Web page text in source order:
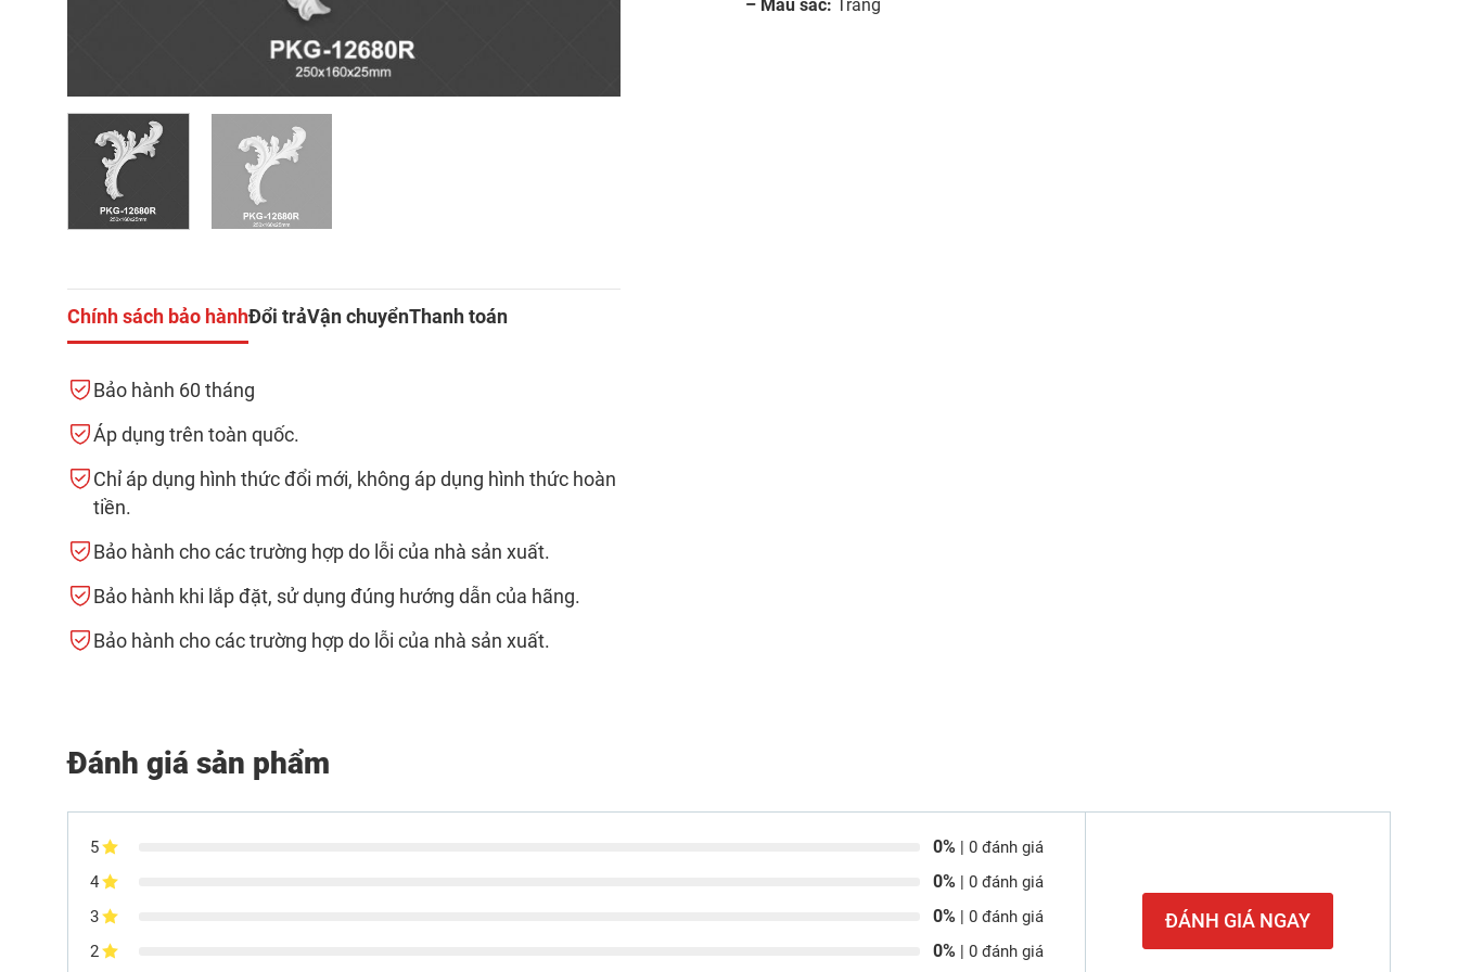
Chính sách bảo hànhĐổi trảVận chuyểnThanh toán
Bảo hành 60 tháng
Áp dụng trên toàn quốc.
Chỉ áp dụng hình thức đổi mới, không áp dụng hình thức hoàn
tiền.
Bảo hành cho các trường hợp do lỗi của nhà sản xuất.
Bảo hành khi lắp đặt, sử dụng đúng hướng dẫn của hãng.
Bảo hành cho các trường hợp do lỗi của nhà sản xuất.
– Màu sắc: Trắng
Đánh giá sản phẩm
5 0% | 0 đánh giá
4
0% | 0 đánh giá
3
0% | 0 đánh giá
2
0% | 0 đánh giá
ĐÁNH GIÁ NGAY